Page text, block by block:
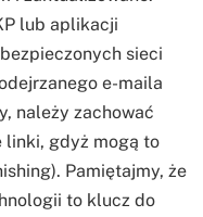
lub aplikacji
sieci
e-maila
należy zachować
linki, gdyż mogą to
Pamiętajmy, że
to klucz do